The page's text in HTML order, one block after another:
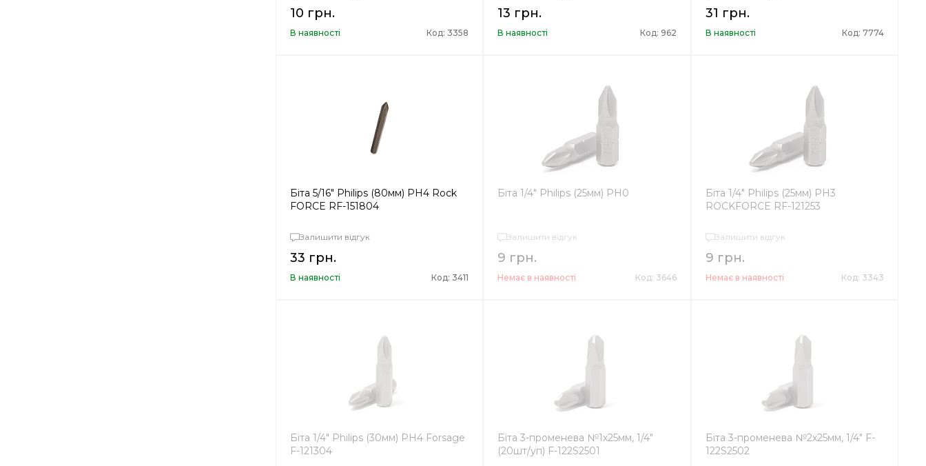
10 грн.
В наявності Код: 3358
13 грн.
В наявності Код: 962
31 грн.
В наявності Код: 7774
Біта 5/16" Philips (80мм) PH4 Rock
FORCE RF-151804
Залишити відгук
33 грн.
В наявності Код: 3411
Біта 1/4" Philips (25мм) PH0
Залишити відгук
9 грн.
Немає в наявності Код: 3646
Біта 1/4" Philips (25мм) PH3
ROCKFORCE RF-121253
Залишити відгук
9 грн.
Немає в наявності Код: 3343
Біта 1/4" Philips (30мм) PH4 Forsage
F-121304
Біта 3-променева №1х25мм, 1/4"
(20шт/уп) F-122S2501
Біта 3-променева №2х25мм, 1/4" F-
122S2502